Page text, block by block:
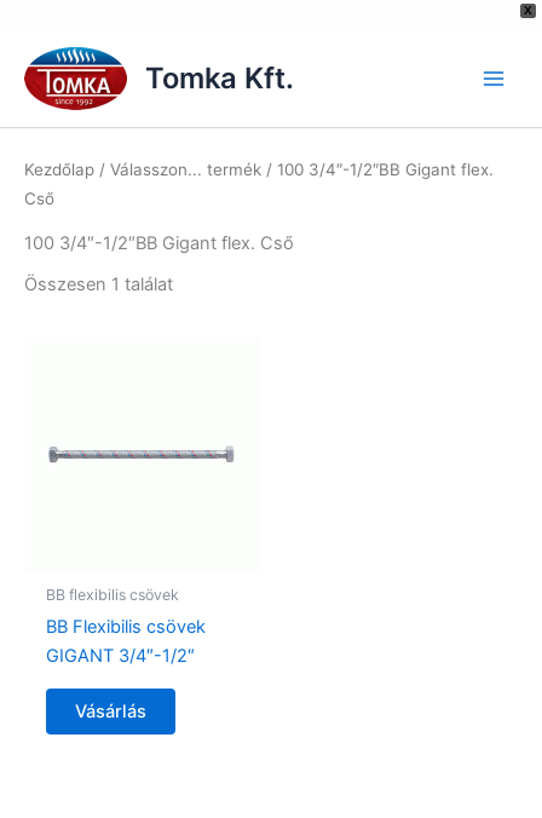
X
content
Tomka Kft.
Kezdőlap / Válasszon... termék / 100 3/4″-1/2″BB Gigant flex.
Cső
100 3/4″-1/2″BB Gigant flex. Cső
Összesen 1 találat
BB flexibilis csövek
BB Flexibilis csövek
GIGANT 3/4″-1/2″
Vásárlás